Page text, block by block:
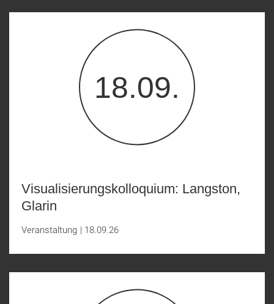
18.09.
Visualisierungskolloquium: Langston,
Glarin
Veranstaltung | 18.09.26